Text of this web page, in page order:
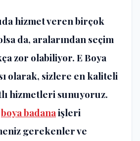
hizmet veren birçok
da, aralarından seçim
zor olabiliyor. E Boya
olarak, sizlere en kaliteli
hizmetleri sunuyoruz.
boya badanaişleri
gerekenler ve